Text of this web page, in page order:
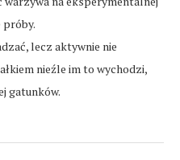
lecz aktywnie nie
nieźle im to wychodzi,
gatunków.